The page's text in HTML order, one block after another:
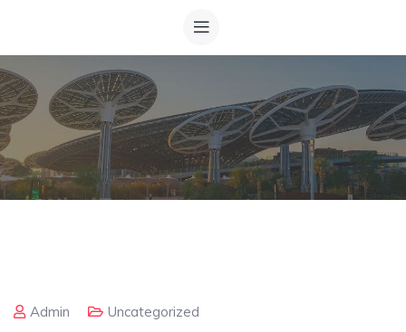
Admin Uncategorized